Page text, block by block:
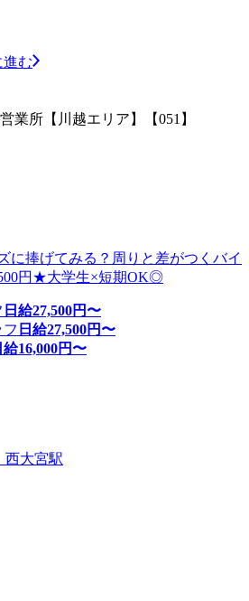
進む
業所【川越エリア】【051】
に捧げてみる？周りと差がつくバイ
円★大学生×短期OK◎
日給27,500円〜
日給27,500円〜
給16,000円〜
西大宮駅